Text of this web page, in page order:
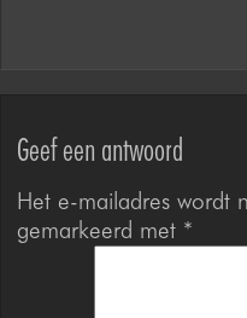
Geef een antwoord
Het e-mailadres wordt
gemarkeerd met *